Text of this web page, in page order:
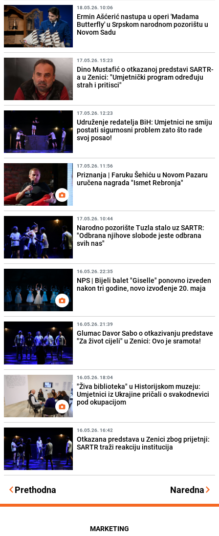
18.05.26. 10:06
Ermin Ašćerić nastupa u operi 'Madama
Butterfly' u Srpskom narodnom pozorištu u
Novom Sadu
17.05.26. 15:23
Dino Mustafić o otkazanoj predstavi SARTR-
a u Zenici: "Umjetnički program određuju
strah i pritisci"
17.05.26. 12:23
Udruženje redatelja BiH: Umjetnici ne smiju
postati sigurnosni problem zato što rade
svoj posao!
17.05.26. 11:56
Priznanja | Faruku Šehiću u Novom Pazaru
uručena nagrada "Ismet Rebronja"
17.05.26. 10:44
Narodno pozorište Tuzla stalo uz SARTR:
"Odbrana njihove slobode jeste odbrana
svih nas"
16.05.26. 22:35
NPS | Bijeli balet "Giselle" ponovno izveden
nakon tri godine, novo izvođenje 20. maja
16.05.26. 21:39
Glumac Davor Sabo o otkazivanju predstave
"Za život cijeli" u Zenici: Ovo je sramota!
16.05.26. 18:04
"Živa biblioteka" u Historijskom muzeju:
Umjetnici iz Ukrajine pričali o svakodnevici
pod okupacijom
16.05.26. 16:42
Otkazana predstava u Zenici zbog prijetnji:
SARTR traži reakciju institucija
Prethodna Naredna
MARKETING